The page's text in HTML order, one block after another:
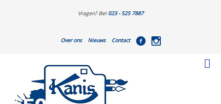
Vragen? Bel 023 - 525 7887
Over ons Nieuws Contact